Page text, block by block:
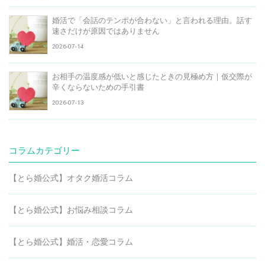
婚活で「会話のテンポが合わない」と言われる理由。話す
速さだけが原因ではありません
2026-07-14
お相手の温度感が低いと感じたときの見極め方｜仮交際が
辛くならないための手引書
2026-07-13
コラムカテゴリー
【とら婚公式】オタク婚活コラム
【とら婚公式】お悩み相談コラム
【とら婚公式】婚活・恋愛コラム